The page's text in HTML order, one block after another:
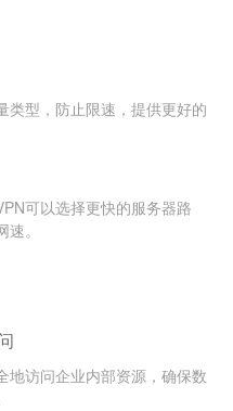
类型，防止限速，提供更好的
可以选择更快的服务器路
。
地访问企业内部资源，确保数